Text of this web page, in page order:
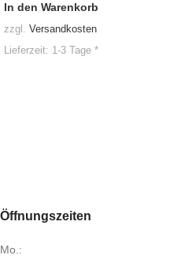
In den Warenkorb
zzgl. Versandkosten
Lieferzeit: 1-3 Tage *
Öffnungszeiten
Mo.: